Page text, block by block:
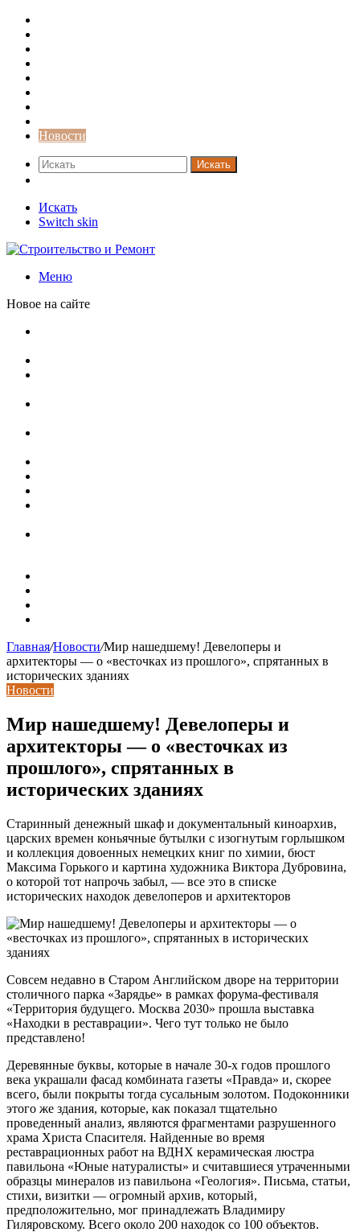
Новости
Искать
Искать
Switch skin
Меню
Новое на сайте
Главная/Новости/Мир нашедшему! Девелоперы и
архитекторы — о «весточках из прошлого», спрятанных в
исторических зданиях
Новости
Мир нашедшему! Девелоперы и
архитекторы — о «весточках из
прошлого», спрятанных в
исторических зданиях
Старинный денежный шкаф и документальный киноархив,
царских времен коньячные бутылки с изогнутым горлышком
и коллекция довоенных немецких книг по химии, бюст
Максима Горького и картина художника Виктора Дубровина,
о которой тот напрочь забыл, — все это в списке
исторических находок девелоперов и архитекторов
Совсем недавно в Старом Английском дворе на территории
столичного парка «Зарядье» в рамках форума-фестиваля
«Территория будущего. Москва 2030» прошла выставка
«Находки в реставрации». Чего тут только не было
представлено!
Деревянные буквы, которые в начале 30-х годов прошлого
века украшали фасад комбината газеты «Правда» и, скорее
всего, были покрыты тогда сусальным золотом. Подоконники
этого же здания, которые, как показал тщательно
проведенный анализ, являются фрагментами разрушенного
храма Христа Спасителя. Найденные во время
реставрационных работ на ВДНХ керамическая люстра
павильона «Юные натуралисты» и считавшиеся утраченными
образцы минералов из павильона «Геология». Письма, статьи,
стихи, визитки — огромный архив, который,
предположительно, мог принадлежать Владимиру
Гиляровскому. Всего около 200 находок со 100 объектов.